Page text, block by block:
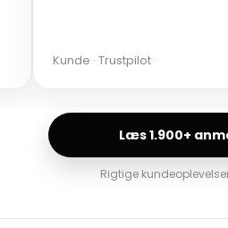
Kunde · Trustpilot
Læs 1.900+
Rigtige